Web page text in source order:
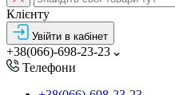
Клієнту
Увійти в кабінет
+38(066)-698-23-23
Телефони